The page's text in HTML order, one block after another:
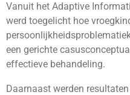
Vanuit het Adaptive
werd toegelicht hoe
een gerichte
effectieve behandeling.
Daarnaast werden